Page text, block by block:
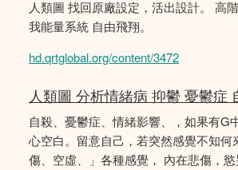
人類圖 找回原廠設定，活出設計。 高
我能量系統 自由飛翔。
hd.qrtglobal.org/content/3472
人類圖 分析情緒病 抑鬱 憂鬱症
自殺、憂鬱症、情緒影響、，如果有G
心空白。留意自己，若突然感覺不知何
傷、空虛、」各種感覺， 內在悲傷，慾